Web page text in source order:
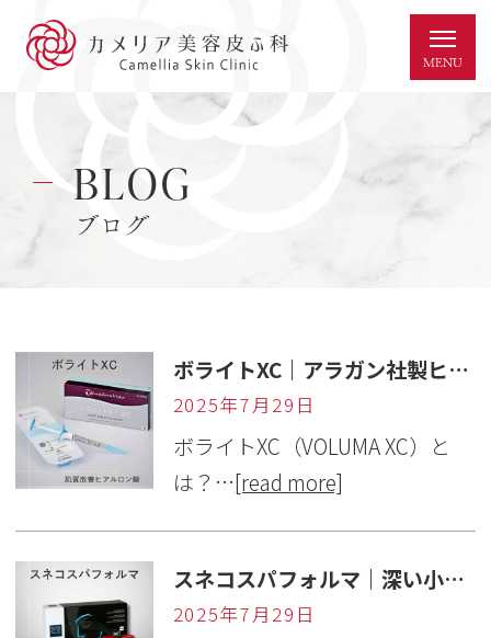
BLOG
ブログ
ボライトXC｜アラガン社製ヒアルロン酸で肌質改善・潤いアップ【岐阜・カメリア美容皮ふ科】
2025年7月29日
ボライトXC（VOLUMA XC）と
は？…[read more]
スネコスパフォルマ｜深い小じわ・肌のハリ改善注入治療【岐阜・カメリア美容皮ふ科】
2025年7月29日